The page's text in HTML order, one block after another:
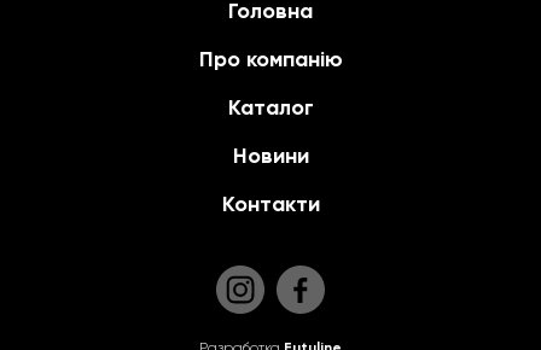
Головна
Про компанію
Каталог
Новини
Контакти